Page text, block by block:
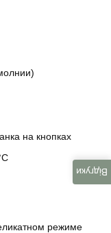
на кнопках
режиме
Відгуки